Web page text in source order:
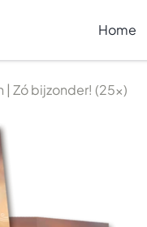
Home
Zó bijzonder! (25x)